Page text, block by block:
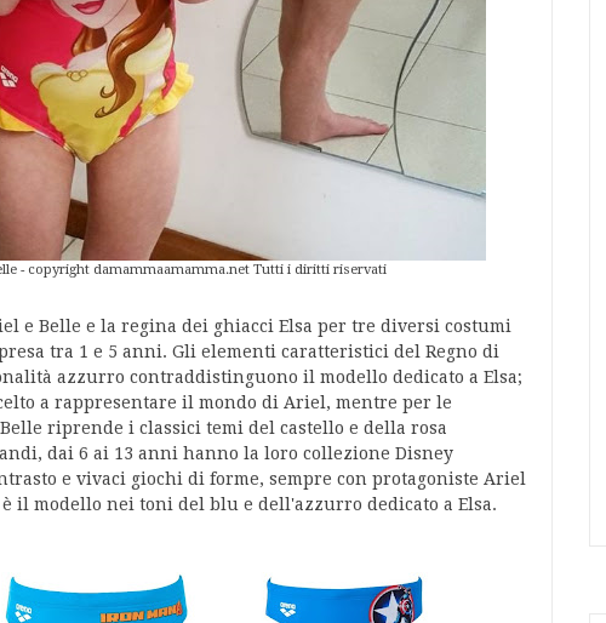
- copyright damammaamamma.net Tutti i diritti riservati
e Belle e la regina dei ghiacci Elsa per tre diversi costumi
tra 1 e 5 anni. Gli elementi caratteristici del Regno di
azzurro contraddistinguono il modello dedicato a Elsa;
a rappresentare il mondo di Ariel, mentre per le
riprende i classici temi del castello e della rosa
dai 6 ai 13 anni hanno la loro collezione Disney
e vivaci giochi di forme, sempre con protagoniste Ariel
il modello nei toni del blu e dell'azzurro dedicato a Elsa.